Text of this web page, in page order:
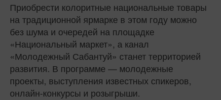
Приобрести колоритные национальные товары
на традиционной ярмарке в этом году можно
без шума и очередей на площадке
«Национальный маркет», а канал
«Молодежный Сабантуй» станет территорией
развития. В программе — молодежные
проекты, выступления известных спикеров,
онлайн-конкурсы и розыгрыши.